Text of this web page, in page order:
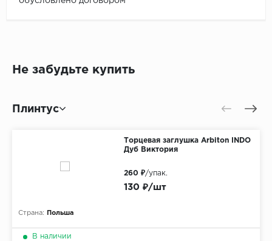
Не забудьте купить
Плинтус
Торцевая заглушка Arbiton INDO
Дуб Виктория
Страна: Польша
130 ₽/шт
260 ₽/упак.
В наличии